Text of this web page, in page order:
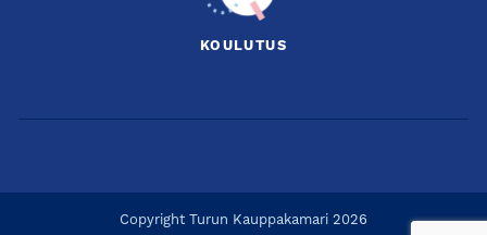
KOULUTUS
Copyright Turun Kauppakamari 2026